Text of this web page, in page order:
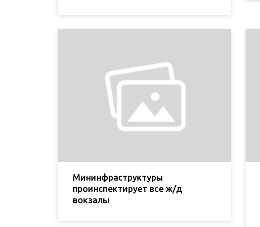
Мининфраструктуры
проинспектирует все ж/д
вокзалы